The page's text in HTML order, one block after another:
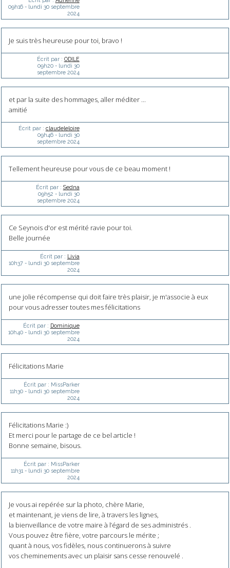
09h16- lundi 30 septembre
2024
Je suis très heureuse pour toi, bravo !
Écrit par : ODILE
09h20- lundi 30
septembre 2024
et par la suite des hommages, aller méditer ...
amitié
Écrit par : claudeleloire
09h46- lundi 30
septembre 2024
Tellement heureuse pour vous de ce beau moment !
Écrit par : Sedna
09h52 - lundi 30
septembre 2024
Ce Seynois d'or est mérité ravie pour toi.
Belle journée
Écrit par : Livia
10h37- lundi 30 septembre
2024
une jolie récompense qui doit faire très plaisir, je m'associe à eux
pour vous adresser toutes mes félicitations
Écrit par : Dominique
10h40- lundi 30 septembre
2024
Félicitations Marie
Écrit par : MissParker
11h30- lundi 30 septembre
2024
Félicitations Marie :)
Et merci pour le partage de ce bel article !
Bonne semaine, bisous.
Écrit par : MissParker
11h31 - lundi 30 septembre
2024
Je vous ai repérée sur la photo, chère Marie,
et maintenant, je viens de lire, à travers les lignes,
la bienveillance de votre maire à l’égard de ses administrés .
Vous pouvez être fière, votre parcours le mérite ;
quant à nous, vos fidèles, nous continuerons à suivre
vos cheminements avec un plaisir sans cesse renouvelé .